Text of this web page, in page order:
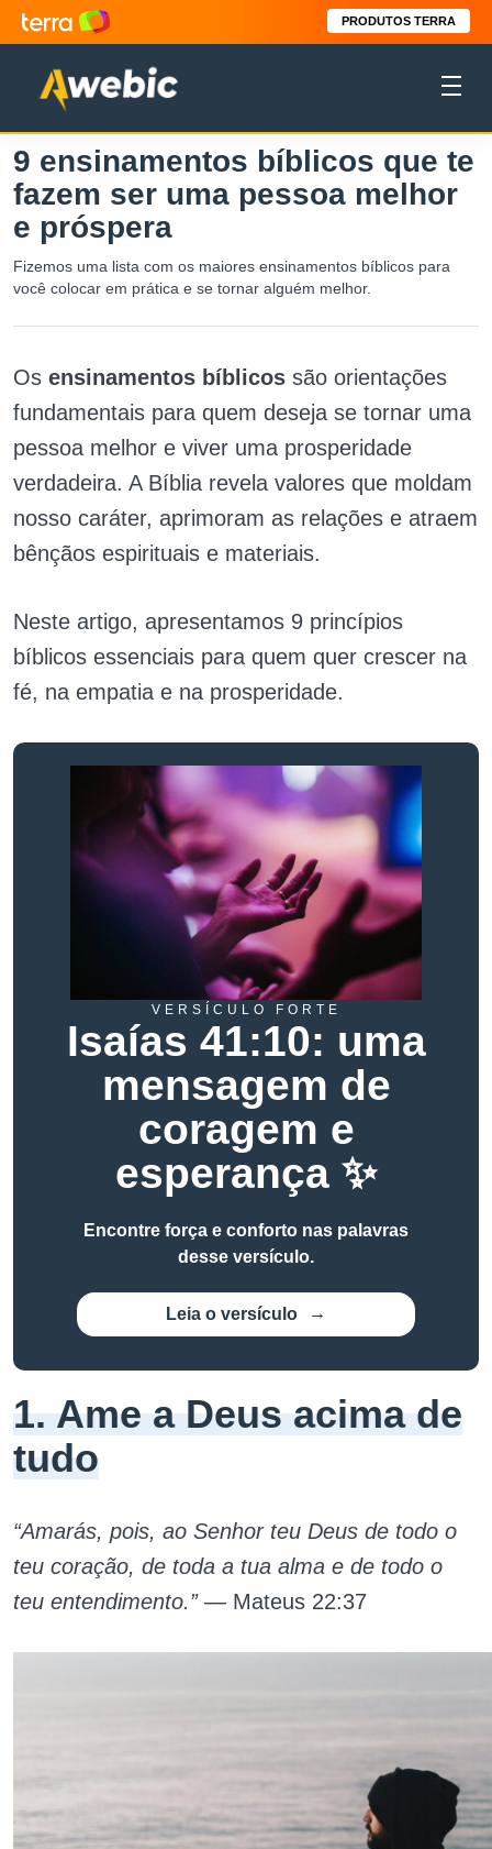
PRODUTOS TERRA
9 ensinamentos bíblicos que te
fazem ser uma pessoa melhor
e próspera
Fizemos uma lista com os maiores ensinamentos bíblicos para
você colocar em prática e se tornar alguém melhor.
Os ensinamentos bíblicos são orientações
fundamentais para quem deseja se tornar uma
pessoa melhor e viver uma prosperidade
verdadeira. A Bíblia revela valores que moldam
nosso caráter, aprimoram as relações e atraem
bênçãos espirituais e materiais.
Neste artigo, apresentamos 9 princípios
bíblicos essenciais para quem quer crescer na
fé, na empatia e na prosperidade.
VERSÍCULO FORTE
Isaías 41:10: uma
mensagem de
coragem e
esperança ✨
Encontre força e conforto nas palavras
desse versículo.
Leia o versículo
1. Ame a Deus acima de
tudo
“Amarás, pois, ao Senhor teu Deus de todo o
teu coração, de toda a tua alma e de todo o
teu entendimento.” — Mateus 22:37